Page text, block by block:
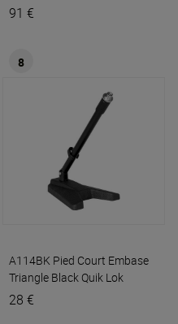
91 €
8
A114BK Pied Court Embase
Triangle Black Quik Lok
28 €